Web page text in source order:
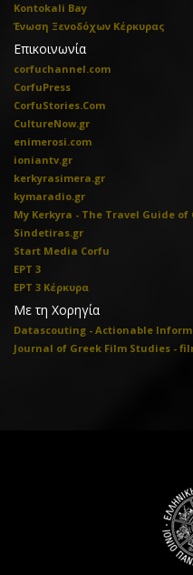
Kontokali Bay
Ένωση Ξενοδόχων Κέρκυρας
Επικοινωνία
corfuchannel.com
CorfuPress
CorfuStories.Com
CultureNow.gr
enimerosi.com
ioniantv.gr
kerkyrasimera.gr
kymaradio.gr
My Kerkyra - The Travel Guide of
Sindetiras.gr
Start Media Corfu
ΕΡΤ 3
ΕΡΤ 3 Κέρκυρα
Με τη Χορηγία
Datascouting - Actionable
Journal of Greek Film Studies -